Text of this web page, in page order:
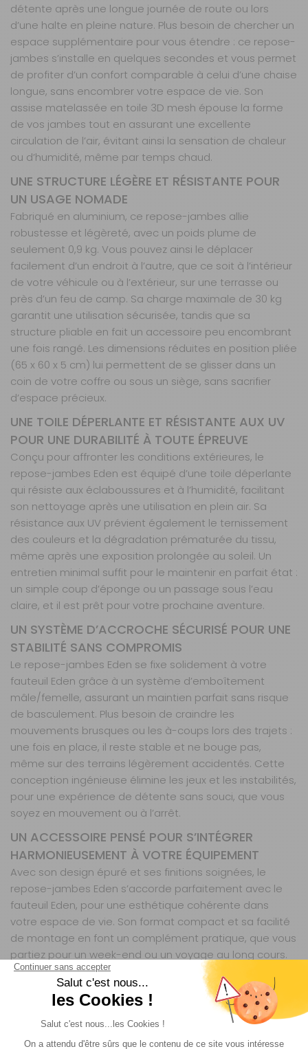
détente après une longue journée de route ou lors
d’une halte en pleine nature. Plus besoin de chercher un
espace supplémentaire pour vous étendre : ce repose-
jambes s’installe en quelques secondes et vous permet
de profiter d’un confort comparable à celui d’une chaise
longue, sans encombrer votre espace de vie. Son
assise matelassée en toile 3D mesh épouse la forme
de vos jambes tout en assurant une excellente
circulation de l’air, évitant ainsi la sensation de chaleur
ou d’humidité, même par temps chaud.
UNE STRUCTURE LÉGÈRE ET RÉSISTANTE POUR
UN USAGE NOMADE
Fabriqué en aluminium, ce repose-jambes allie
robustesse et légèreté, avec un poids plume de
seulement 0,9 kg. Vous pouvez ainsi le déplacer
facilement d’un endroit à l’autre, que ce soit à l’intérieur
de votre véhicule ou à l’extérieur, sur une terrasse ou
près d’un feu de camp. Sa charge maximale de 30 kg
garantit une utilisation sécurisée, tandis que sa
structure pliable en fait un accessoire peu encombrant
une fois rangé. Les dimensions réduites en position pliée
(65 x 60 x 5 cm) lui permettent de se glisser dans un
coin de votre coffre ou sous un siège, sans sacrifier
d’espace précieux.
UNE TOILE DÉPERLANTE ET RÉSISTANTE AUX UV
POUR UNE DURABILITÉ À TOUTE ÉPREUVE
Conçu pour affronter les conditions extérieures, le
repose-jambes Eden est équipé d’une toile déperlante
qui résiste aux éclaboussures et à l’humidité, facilitant
son nettoyage après une utilisation en plein air. Sa
résistance aux UV prévient également le ternissement
des couleurs et la dégradation prématurée du tissu,
même après une exposition prolongée au soleil. Un
entretien minimal suffit pour le maintenir en parfait état :
un simple coup d’éponge ou un passage sous l’eau
claire, et il est prêt pour votre prochaine aventure.
UN SYSTÈME D’ACCROCHE SÉCURISÉ POUR UNE
STABILITÉ SANS COMPROMIS
Le repose-jambes Eden se fixe solidement à votre
fauteuil Eden grâce à un système d’emboîtement
mâle/femelle, assurant un maintien parfait sans risque
de basculement. Plus besoin de craindre les
mouvements brusques ou les à-coups lors des trajets :
une fois en place, il reste stable et ne bouge pas,
même sur des terrains légèrement accidentés. Cette
conception ingénieuse élimine les jeux et les instabilités,
pour une expérience de détente sans souci, que vous
soyez en mouvement ou à l’arrêt.
UN ACCESSOIRE PENSÉ POUR S’INTÉGRER
HARMONIEUSEMENT À VOTRE ÉQUIPEMENT
Avec son design épuré et ses finitions soignées, le
repose-jambes Eden s’accorde parfaitement avec le
fauteuil Eden, pour une esthétique cohérente dans
votre espace de vie. Son format compact et sa facilité
de montage en font un complément pratique, que vous
partiez pour un week-end ou un voyage au long cours.
Et parce qu’il est vendu séparément, vous pouvez
l’ajouter à votre équipement au moment qui vous
convient, sans avoir à remplacer l’ensemble de votre
mobilier.
DES DIMENSIONS ADAPTÉES À TOUS LES